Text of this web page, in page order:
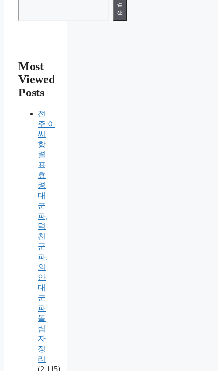
검
색
Most
Viewed
Posts
전
주 이
씨
항
렬
표 –
효
령
대
군
파,
덕
천
군
파,
의
안
대
군
파
돌
림
자
정
리
(2,115)